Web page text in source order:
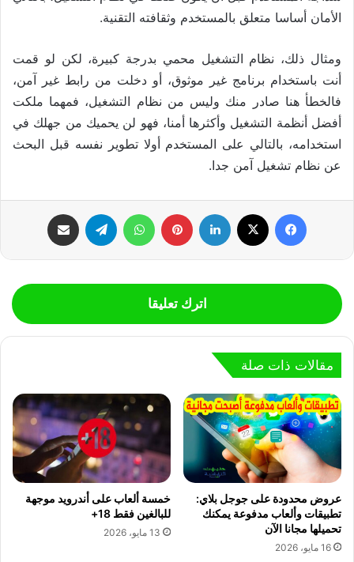
الأمان أساسا متعلق بالمستخدم وثقافته التقنية.
ومثال ذلك، نظام التشغيل محمي بدرجة كبيرة، لكن لو قمت
أنت باستخدام برنامج غير موثوق، أو دخلت من رابط غير آمن،
فالخطأ هنا صادر منك وليس من نظام التشغيل، فمهما ملكت
أفضل أنظمة التشغيل وأكثرها أمنا، فهو لن يحميك من جهلك في
استخدامه، بالتالي على المستخدم أولا تطوير نفسه قبل البحث
عن نظام تشغيل آمن جدا.
اترك تعليقا
مقالات ذات صلة
عروض محدودة على جوجل بلاي:
تطبيقات وألعاب مدفوعة يمكنك
تحميلها مجانا الآن
16 مايو، 2026
خمسة ألعاب على أندرويد موجهة
للبالغين فقط 18+
13 مايو، 2026